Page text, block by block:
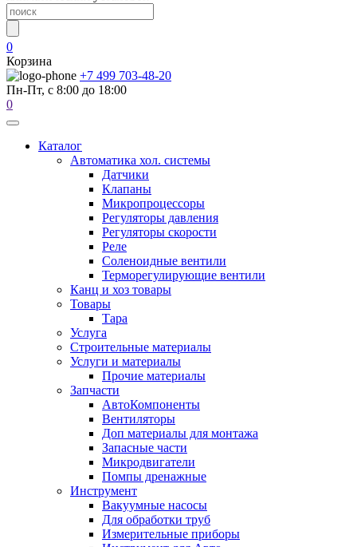
0
Корзина
+7 499 703-48-20
Пн-Пт, с 8:00 до 18:00
0
Каталог
Автоматика хол. системы
Датчики
Клапаны
Микропроцессоры
Регуляторы давления
Регуляторы скорости
Реле
Соленоидные вентили
Терморегулирующие вентили
Канц и хоз товары
Товары
Тара
Услуга
Строительные материалы
Услуги и материалы
Прочие материалы
Запчасти
АвтоКомпоненты
Вентиляторы
Доп материалы для монтажа
Запасные части
Микродвигатели
Помпы дренажные
Инструмент
Вакуумные насосы
Для обработки труб
Измерительные приборы